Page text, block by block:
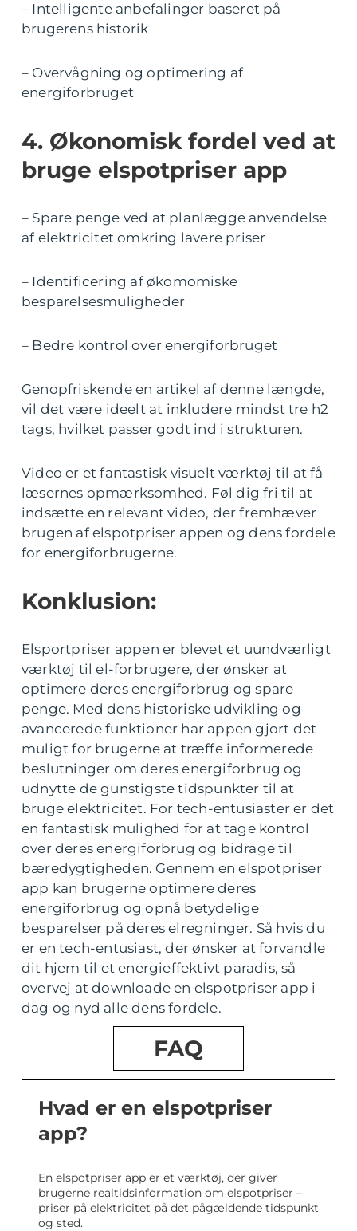
– Intelligente anbefalinger baseret på
brugerens historik
– Overvågning og optimering af
energiforbruget
4. Økonomisk fordel ved at
bruge elspotpriser app
– Spare penge ved at planlægge anvendelse
af elektricitet omkring lavere priser
– Identificering af økomomiske
besparelsesmuligheder
– Bedre kontrol over energiforbruget
Genopfriskende en artikel af denne længde,
vil det være ideelt at inkludere mindst tre h2
tags, hvilket passer godt ind i strukturen.
Video er et fantastisk visuelt værktøj til at få
læsernes opmærksomhed. Føl dig fri til at
indsætte en relevant video, der fremhæver
brugen af elspotpriser appen og dens fordele
for energiforbrugerne.
Konklusion:
Elsportpriser appen er blevet et uundværligt
værktøj til el-forbrugere, der ønsker at
optimere deres energiforbrug og spare
penge. Med dens historiske udvikling og
avancerede funktioner har appen gjort det
muligt for brugerne at træffe informerede
beslutninger om deres energiforbrug og
udnytte de gunstigste tidspunkter til at
bruge elektricitet. For tech-entusiaster er det
en fantastisk mulighed for at tage kontrol
over deres energiforbrug og bidrage til
bæredygtigheden. Gennem en elspotpriser
app kan brugerne optimere deres
energiforbrug og opnå betydelige
besparelser på deres elregninger. Så hvis du
er en tech-entusiast, der ønsker at forvandle
dit hjem til et energieffektivt paradis, så
overvej at downloade en elspotpriser app i
dag og nyd alle dens fordele.
FAQ
Hvad er en elspotpriser
app?
En elspotpriser app er et værktøj, der giver
brugerne realtidsinformation om elspotpriser –
priser på elektricitet på det pågældende tidspunkt
og sted.